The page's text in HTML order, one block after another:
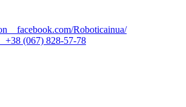
facebook.com/Roboticainua/
+38 (067) 828-57-78